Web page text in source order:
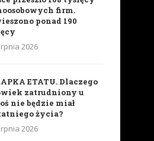
firm.
ponad 190
2026
ETATU. Dlaczego
zatrudniony u
nie będzie miał
życia?
2026